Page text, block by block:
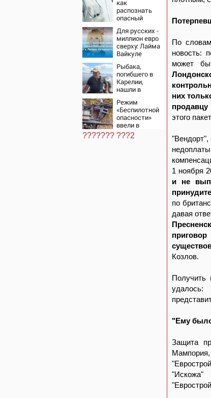
горохом
шокирующих
фактов, новые
подробности
как
распознать
опасный
Для русских -
миллион евро
сверху: Лайма
Вайкуле
особняк в
Латвии по
нацистской
логике
Рыбака,
погибшего в
Карелии,
нашли в
жилете
Режим
«Беспилотной
опасности»
ввели в
Башкирии 6
августа
??????? ???2
По
новость:
может
них
этого
"Вендорт",
1 ноября
и не
по
давая
Козлов.
Получить
"Ему было
Защита
"Искожа"